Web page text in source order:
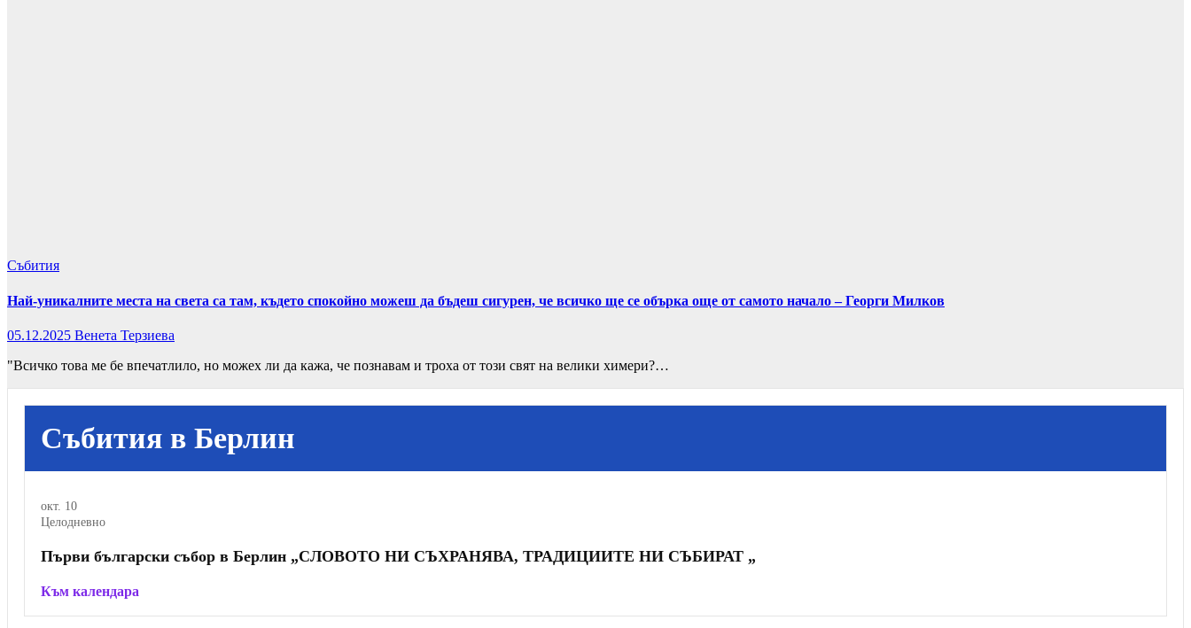
Събития
Най-уникалните места на света са там, където спокойно можеш да бъдеш сигурен, че всичко ще се обърка още от самото начало – Георги Милков
05.12.2025 Венета Терзиева
"Всичко това ме бе впечатлило, но можех ли да кажа, че познавам и троха от този свят на велики химери?…
Събития в Берлин
окт. 10
Целодневно
Първи български събор в Берлин „СЛОВОТО НИ СЪХРАНЯВА, ТРАДИЦИИТЕ НИ СЪБИРАТ „
Към календара